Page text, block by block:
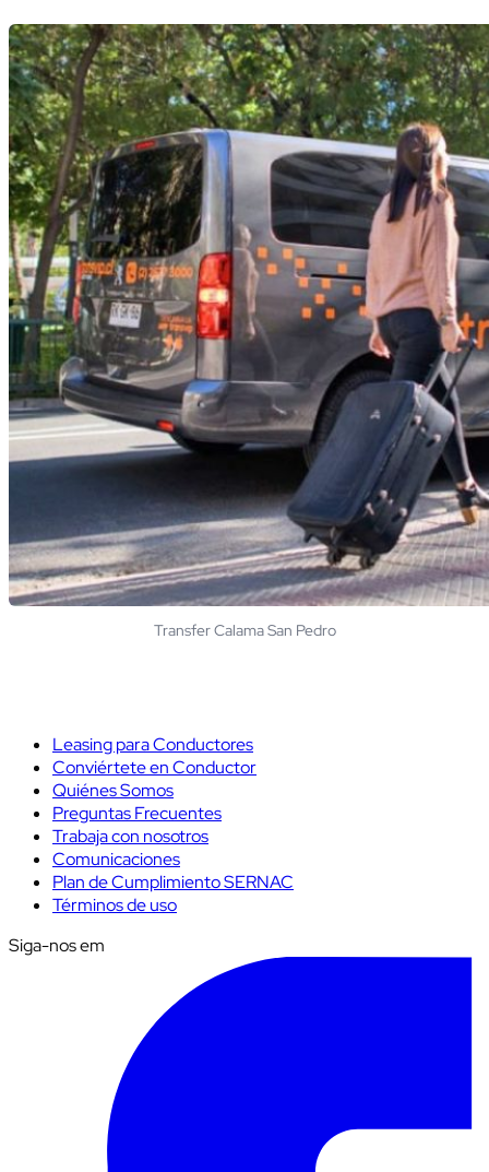
Transfer Calama San Pedro
Leasing para Conductores
Conviértete en Conductor
Quiénes Somos
Preguntas Frecuentes
Trabaja con nosotros
Comunicaciones
Plan de Cumplimiento SERNAC
Términos de uso
Siga-nos em